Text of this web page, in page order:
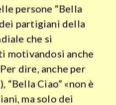
persone “Bella
partigiani della
che si
motivandosi anche
dire, anche per
“Bella Ciao” «non è
ma solo dei